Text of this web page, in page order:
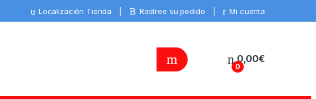
Localización Tienda Rastree su pedido Mi cuenta
0
0,00€